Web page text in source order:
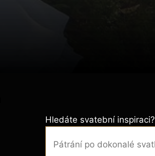
Hledáte svatební inspiraci?